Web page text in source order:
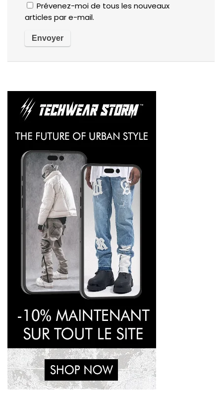
Prévenez-moi de tous les nouveaux
articles par e-mail.